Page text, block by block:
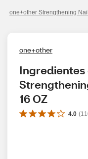
one+other Strengthening
one+other
16 OZ
4.0 (